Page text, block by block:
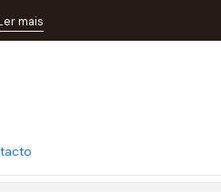
mais
DEVIA iPhone 14 | ACM85
Hidrogel